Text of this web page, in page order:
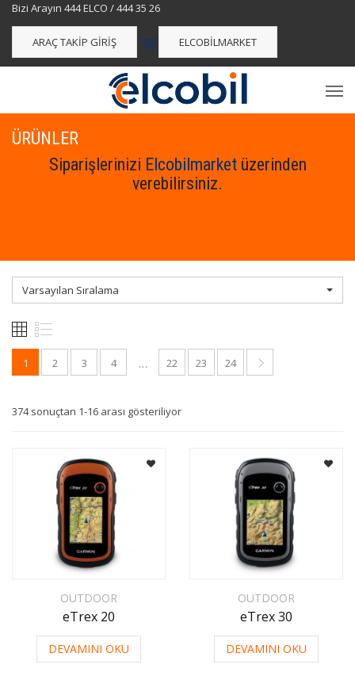
Bizi Arayın 444 ELCO / 444 35 26
ARAÇ TAKIP GIRIŞ ELCOBILMARKET
ÜRÜNLER
Siparişlerinizi Elcobilmarketüzerinden
verebilirsiniz.
Varsayılan Sıralama
1 2 3 4 … 22 23 24
374 sonuçtan 1-16 arası gösteriliyor
OUTDOOR
eTrex 20
DEVAMINI OKU
OUTDOOR
eTrex 30
DEVAMINI OKU